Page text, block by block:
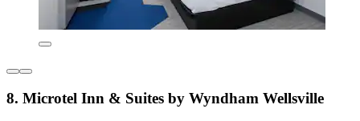
8. Microtel Inn & Suites by Wyndham Wellsville